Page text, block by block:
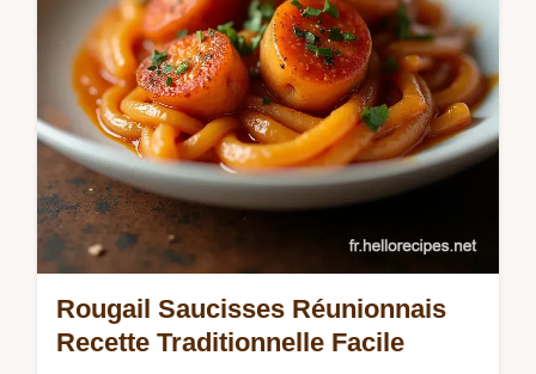
Rougail Saucisses Réunionnais
Recette Traditionnelle Facile